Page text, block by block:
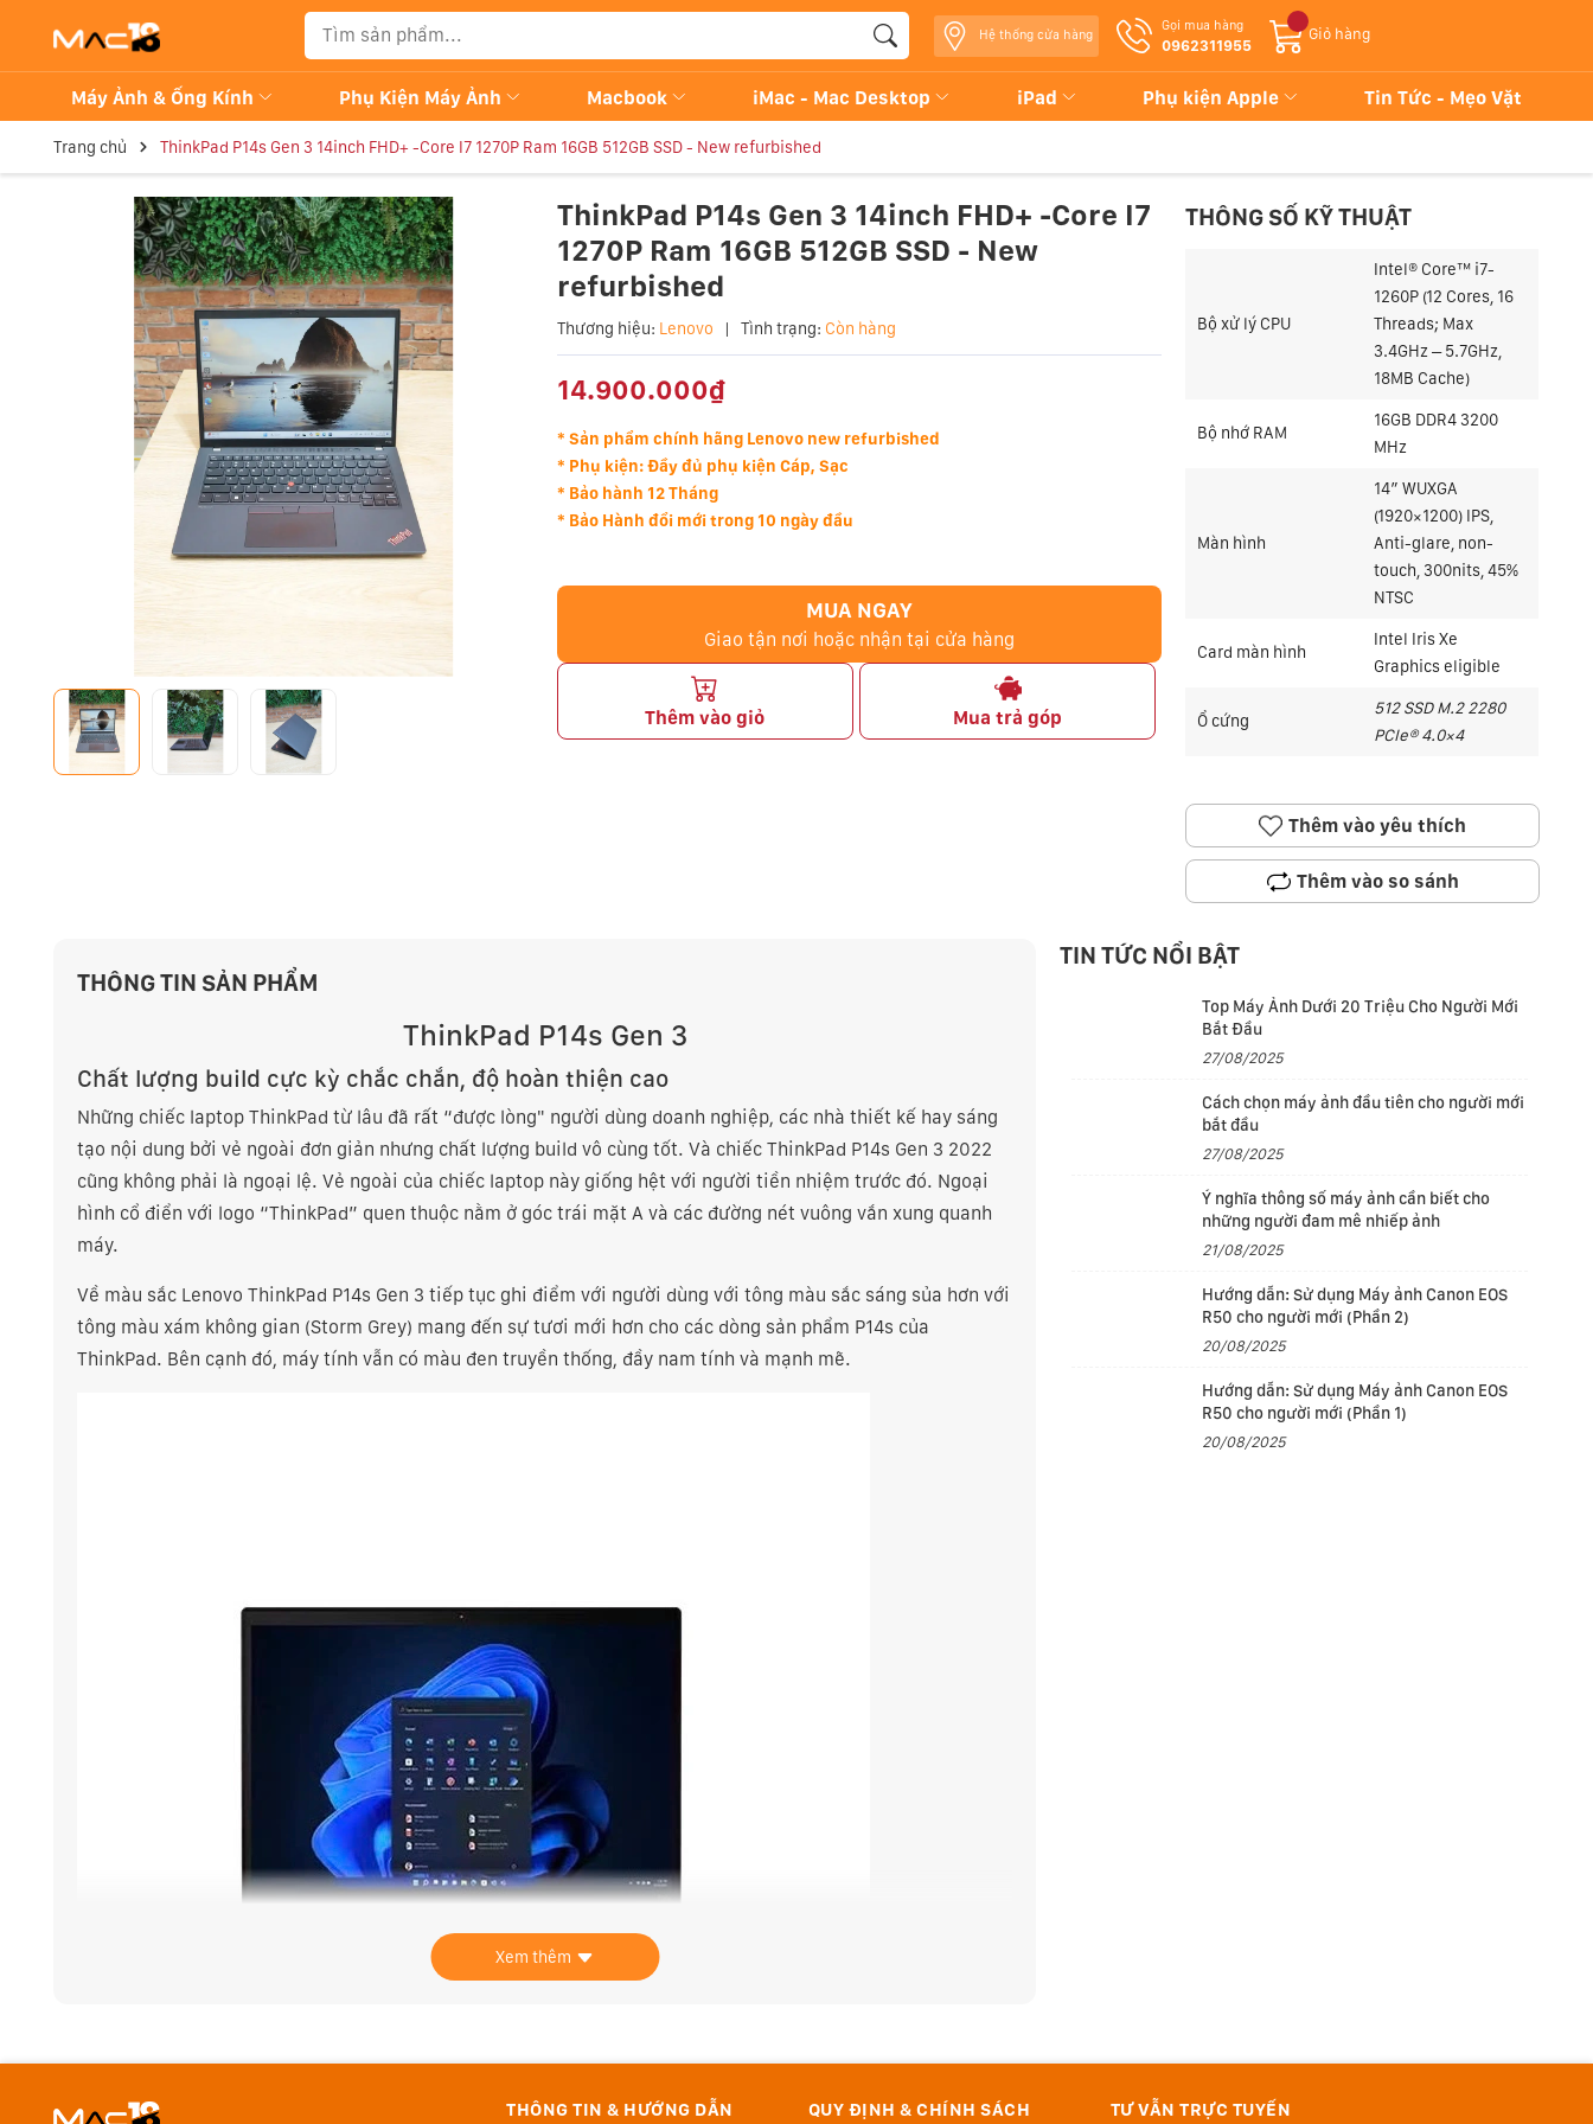
Hệ thống cửa hàng
Gọi mua hàng
0962311955
Giỏ hàng
Máy Ảnh & Ống Kính Phụ Kiện Máy Ảnh Macbook iMac - Mac Desktop iPad Phụ kiện Apple Tin Tức - Mẹo Vặt
Trang chủ ThinkPad P14s Gen 3 14inch FHD+ -Core I7 1270P Ram 16GB 512GB SSD - New refurbished
ThinkPad P14s Gen 3 14inch FHD+ -Core I7
1270P Ram 16GB 512GB SSD - New
refurbished
Thương hiệu: Lenovo | Tình trạng: Còn hàng
14.900.000₫
* Sản phẩm chính hãng Lenovo new refurbished
* Phụ kiện: Đầy đủ phụ kiện Cáp, Sạc
* Bảo hành 12 Tháng
* Bảo Hành đổi mới trong 10 ngày đầu
MUA NGAY
Giao tận nơi hoặc nhận tại cửa hàng
Thêm vào giỏ Mua trả góp
THÔNG SỐ KỸ THUẬT
Bộ xử lý CPU
Intel® Core™ i7-
1260P (12 Cores, 16
Threads; Max
3.4GHz – 5.7GHz,
18MB Cache)
Bộ nhớ RAM
16GB DDR4 3200
MHz
Màn hình
14″ WUXGA
(1920×1200) IPS,
Anti-glare, non-
touch, 300nits, 45%
NTSC
Card màn hình
Intel Iris Xe
Graphics eligible
Ổ cứng
512 SSD M.2 2280
PCIe® 4.0×4
Thêm vào yêu thích
Thêm vào so sánh
THÔNG TIN SẢN PHẨM
ThinkPad P14s Gen 3
Chất lượng build cực kỳ chắc chắn, độ hoàn thiện cao
Những chiếc laptop ThinkPad từ lâu đã rất “được lòng" người dùng doanh nghiệp, các nhà thiết kế hay sáng
tạo nội dung bởi vẻ ngoài đơn giản nhưng chất lượng build vô cùng tốt. Và chiếc ThinkPad P14s Gen 3 2022
cũng không phải là ngoại lệ. Vẻ ngoài của chiếc laptop này giống hệt với người tiền nhiệm trước đó. Ngoại
hình cổ điển với logo “ThinkPad” quen thuộc nằm ở góc trái mặt A và các đường nét vuông vắn xung quanh
máy.
Về màu sắc Lenovo ThinkPad P14s Gen 3 tiếp tục ghi điểm với người dùng với tông màu sắc sáng sủa hơn với
tông màu xám không gian (Storm Grey) mang đến sự tươi mới hơn cho các dòng sản phẩm P14s của
ThinkPad. Bên cạnh đó, máy tính vẫn có màu đen truyền thống, đầy nam tính và mạnh mẽ.
Xem thêm
TIN TỨC NỔI BẬT
Top Máy Ảnh Dưới 20 Triệu Cho Người Mới
Bắt Đầu
27/08/2025
Cách chọn máy ảnh đầu tiên cho người mới
bắt đầu
27/08/2025
Ý nghĩa thông số máy ảnh cần biết cho
những người đam mê nhiếp ảnh
21/08/2025
Hướng dẫn: Sử dụng Máy ảnh Canon EOS
R50 cho người mới (Phần 2)
20/08/2025
Hướng dẫn: Sử dụng Máy ảnh Canon EOS
R50 cho người mới (Phần 1)
20/08/2025
THÔNG TIN & HƯỚNG DẪN QUY ĐỊNH & CHÍNH SÁCH TƯ VẪN TRỰC TUYẾN